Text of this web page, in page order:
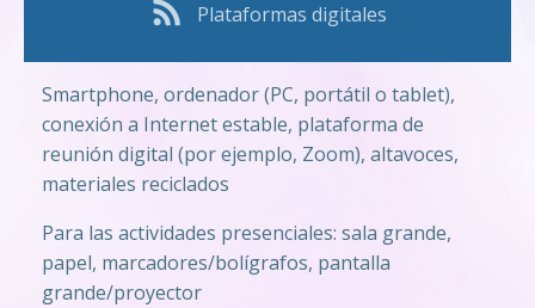
Plataformas digitales
Smartphone, ordenador (PC, portátil o tablet),
conexión a Internet estable, plataforma de
reunión digital (por ejemplo, Zoom), altavoces,
materiales reciclados
Para las actividades presenciales: sala grande,
papel, marcadores/bolígrafos, pantalla
grande/proyector